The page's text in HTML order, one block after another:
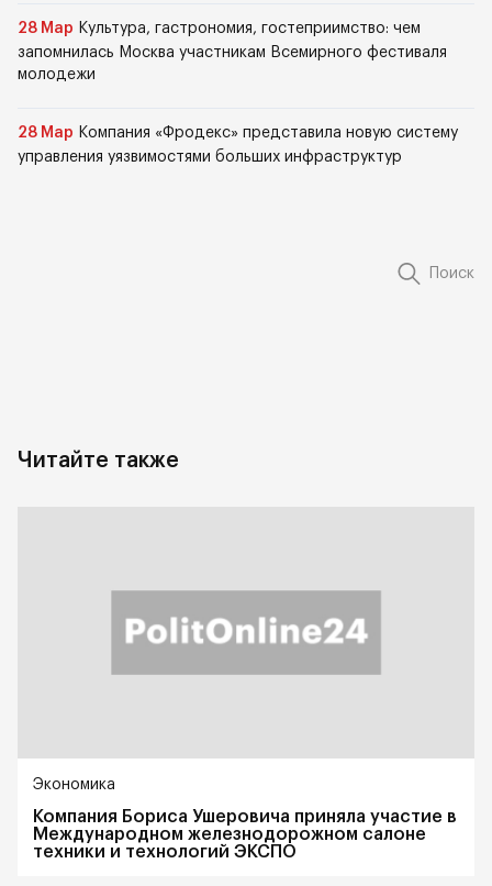
28 Мар Культура, гастрономия, гостеприимство: чем
запомнилась Москва участникам Всемирного фестиваля
молодежи
28 Мар Компания «Фродекс» представила новую систему
управления уязвимостями больших инфраструктур
Поиск
Читайте также
Экономика
Компания Бориса Ушеровича приняла участие в
Международном железнодорожном салоне
техники и технологий ЭКСПО